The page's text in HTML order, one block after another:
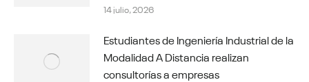
14 julio, 2026
Estudiantes de Ingeniería Industrial de la
Modalidad A Distancia realizan
consultorías a empresas